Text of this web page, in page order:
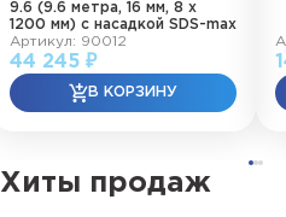
9.6 (9.6 метра, 16 мм, 8 х
1200 мм) с насадкой SDS-max
Артикул: 90012
44 245 ₽
Хиты продаж